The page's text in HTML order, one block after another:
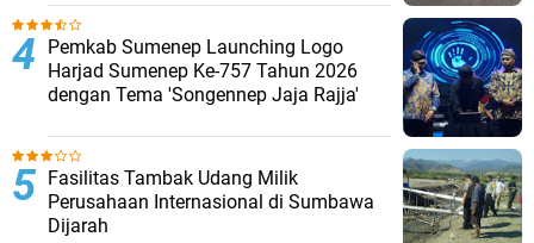
Pemkab Sumenep Launching Logo
Harjad Sumenep Ke-757 Tahun 2026
dengan Tema 'Songennep Jaja Rajja'
Fasilitas Tambak Udang Milik
Perusahaan Internasional di Sumbawa
Dijarah